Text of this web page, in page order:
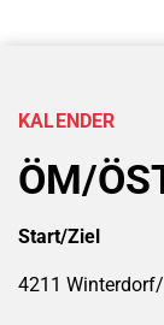
KALENDER
ÖM/
Start/Ziel
4211